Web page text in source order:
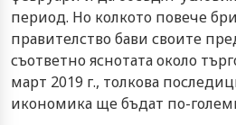
период. Но колкото повече
правителство бави своите
съответно яснотата около
март 2019 г., толкова
икономика ще бъдат по-